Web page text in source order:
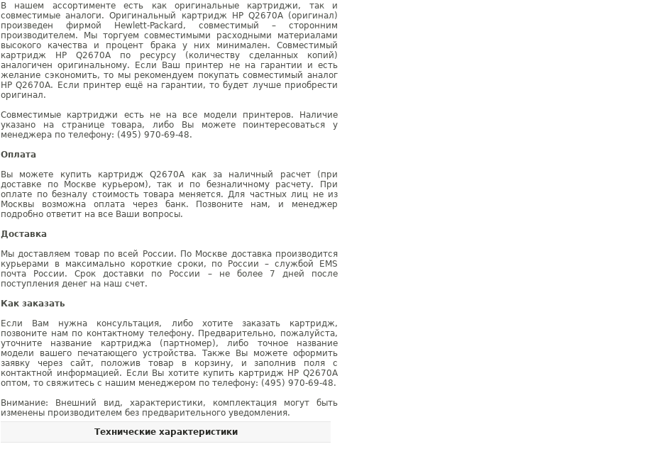
В нашем ассортименте есть как оригинальные картриджи, так и
совместимые аналоги. Оригинальный картридж HP Q2670A (оригинал)
произведен фирмой Hewlett-Packard, совместимый – сторонним
производителем. Мы торгуем совместимыми расходными материалами
высокого качества и процент брака у них минимален. Совместимый
картридж HP Q2670A по ресурсу (количеству сделанных копий)
аналогичен оригинальному. Если Ваш принтер не на гарантии и есть
желание сэкономить, то мы рекомендуем покупать совместимый аналог
HP Q2670A. Если принтер ещё на гарантии, то будет лучше приобрести
оригинал.
Совместимые картриджи есть не на все модели принтеров. Наличие
указано на странице товара, либо Вы можете поинтересоваться у
менеджера по телефону: (495) 970-69-48.
Оплата
Вы можете купить картридж Q2670A как за наличный расчет (при
доставке по Москве курьером), так и по безналичному расчету. При
оплате по безналу стоимость товара меняется. Для частных лиц не из
Москвы возможна оплата через банк. Позвоните нам, и менеджер
подробно ответит на все Ваши вопросы.
Доставка
Мы доставляем товар по всей России. По Москве доставка производится
курьерами в максимально короткие сроки, по России – службой EMS
почта России. Срок доставки по России – не более 7 дней после
поступления денег на наш счет.
Как заказать
Если Вам нужна консультация, либо хотите заказать картридж,
позвоните нам по контактному телефону. Предварительно, пожалуйста,
уточните название картриджа (партномер), либо точное название
модели вашего печатающего устройства. Также Вы можете оформить
заявку через сайт, положив товар в корзину, и заполнив поля с
контактной информацией. Если Вы хотите купить картридж HP Q2670A
оптом, то свяжитесь с нашим менеджером по телефону: (495) 970-69-48.
Внимание: Внешний вид, характеристики, комплектация могут быть
изменены производителем без предварительного уведомления.
Технические характеристики